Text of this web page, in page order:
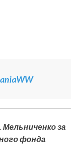
за
фонда